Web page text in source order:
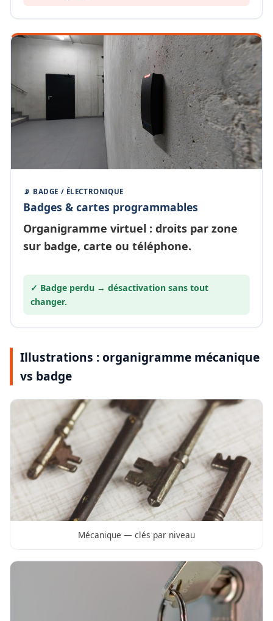
📡 BADGE / ÉLECTRONIQUE
Badges & cartes programmables
Organigramme virtuel : droits par zone
sur badge, carte ou téléphone.
✓ Badge perdu → désactivation sans tout
changer.
Illustrations : organigramme mécanique
vs badge
Mécanique — clés par niveau